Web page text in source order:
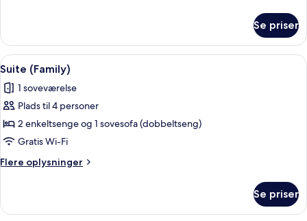
View
Puerto
Marina
Mediterranean
Se priser
Indlæs
alle
billeder
af
Suite
(Family)
Et hotelværelse med en seng, et
4
Suite (Family)
1 soveværelse
Plads til 4 personer
2 enkeltsenge og 1 sovesofa (dobbeltseng)
Gratis Wi-Fi
Flere oplysninger
Flere
(Family)
Se priser